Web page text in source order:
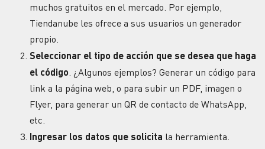
muchos gratuitos en el mercado. Por ejemplo,
Tiendanube les ofrece a sus usuarios un generador
propio.
Seleccionar el tipo de acción que se desea que haga
el código . ¿Algunos ejemplos? Generar un código para
link a la página web, o para subir un PDF, imagen o
Flyer, para generar un QR de contacto de WhatsApp,
etc.
Ingresar los datos que solicita la herramienta.